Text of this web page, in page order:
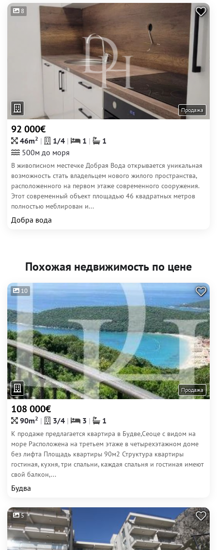
8
Продажа
92 000€
46m2 1/4 1
1
500м до моря
В живописном местечке Добрая Вода открывается уникальная
возможность стать владельцем нового жилого пространства,
расположенного на первом этаже современного сооружения.
Этот современный объект площадью 46 квадратных метров
полностью меблирован и...
Добра вода
Похожая недвижимость по цене
10
Продажа
108 000€
90m2 3/4 3 1
К продаже предлагается квартира в Будве,Сеоце с видом на
море Расположена на третьем этаже в четырехэтажном доме
без лифта Площадь квартиры 90м2 Структура квартиры
гостиная, кухня, три спальни, каждая спальня и гостиная имеют
свой балкон,...
Будва
5